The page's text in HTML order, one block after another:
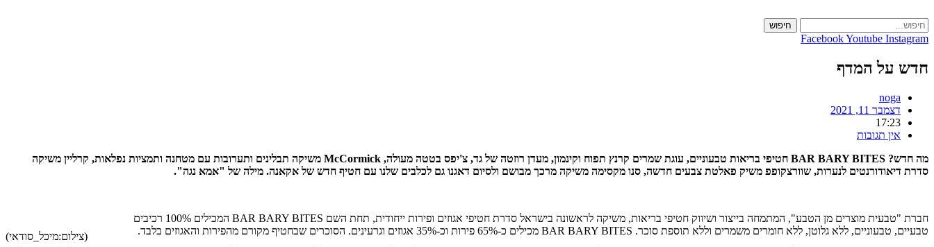
to
content
חיפוש
FacebookYoutube Instagram
חדש על המדף
noga
דצמבר 11, 2021
17:23
אין תגובות
מה חדש? BAR BARY BITES חטיפי בריאות טבעוניים, עוגת שמרים קרנץ תפוח וקינמון, מעדן רוזטה של גד, צ'יפס בטטה מעולה, McCormick משיקה תבלינים ותערובות עם מטחנה ותמציות נפלאות, קרליין משיקה
סדרת דיאודורנטים לנערות, שוורצקופפ משיק פאלטת צבעים חדשה, סנו מקסימה משיקה מרכך מבושם ולסיום דאגנו גם לכלבים שלנו עם חטיף חדש של אקאנה. מילה של "אמא נגה".
(צילום:מיכל_סודאי)
חברת "טבעית מוצרים מן הטבע", המתמחה בייצור ושיווק חטיפי בריאות, משיקה לראשונה בישראל סדרת חטיפי אגוזים ופירות ייחודית, תחת השם BAR BARY BITES המכילים 100% רכיבים
טבעיים, טבעוניים, ללא גלוטן, ללא חומרים משמרים וללא תוספת סוכר. BAR BARY BITES מכילים כ-65% פירות וכ-35% אגוזים וגרעינים. הסוכרים שבחטיף מקורם מהפירות והאגוזים בלבד.